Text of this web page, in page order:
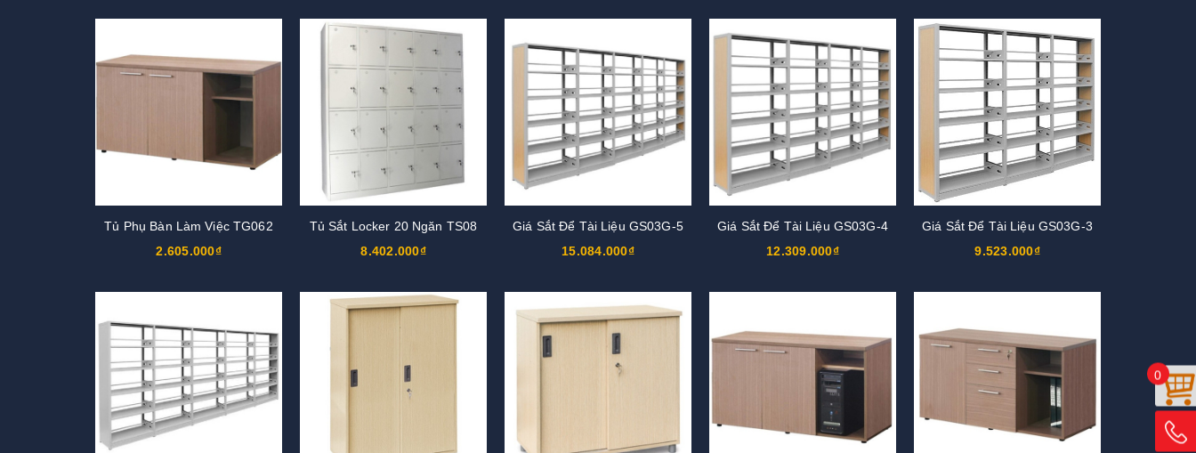
Tủ Phụ Bàn Làm Việc TG062
2.605.000₫
Tủ Sắt Locker 20 Ngăn TS08
8.402.000₫
Giá Sắt Để Tài Liệu GS03G-5
15.084.000₫
Giá Sắt Để Tài Liệu GS03G-4
12.309.000₫
Giá Sắt Để Tài Liệu GS03G-3
9.523.000₫
0